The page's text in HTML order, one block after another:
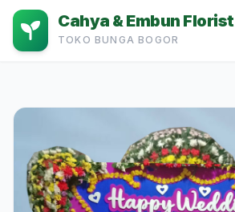
Cahya & Embun Florist
TOKO BUNGA BOGOR